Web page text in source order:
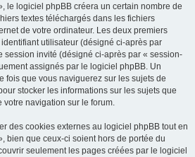
le logiciel phpBB créera un certain nombre de
textes téléchargés dans les fichiers
de votre ordinateur. Les deux premiers
utilisateur (désigné ci-après par
session invité (désigné ci-après par « session-
assignés par le logiciel phpBB. Un
fois que vous naviguerez sur les sujets de
stocker les informations sur les sujets que
votre navigation sur le forum.
des cookies externes au logiciel phpBB tout en
bien que ceux-ci soient hors de portée du
seulement les pages créées par le logiciel